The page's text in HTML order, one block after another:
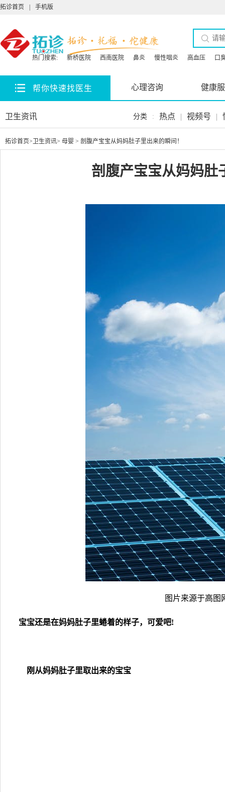
拓诊首页 手机版
热门搜索: 新桥医院 西南医院 鼻炎 慢性咽炎 高血压 口
帮你快速找医生 心理咨询 健康
卫生资讯 分类 : 热点 | 视频号 |
拓诊首页> 卫生资讯> 母婴 > 剖腹产宝宝从妈妈肚子里出来的瞬间！
剖腹产宝宝从妈妈肚
图片来源于高图
宝宝还是在妈妈肚子里蜷着的样子，可爱吧!
刚从妈妈肚子里取出来的宝宝